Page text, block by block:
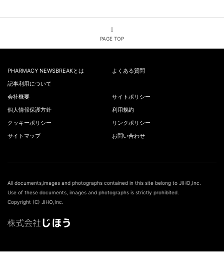
PAGE TOP
PHARMACY NEWSBREAKとは
よくある質問
記事利用について
会社概要
サイトポリシー
個人情報保護方針
利用規約
クッキーポリシー
リンクポリシー
サイトマップ
お問い合わせ
All documents,images and photographs contained in this site belong to JIHO,Inc.
Use of these documents, images and photographs is strictly prohibited.
Copyright (C) JIHO,Inc.